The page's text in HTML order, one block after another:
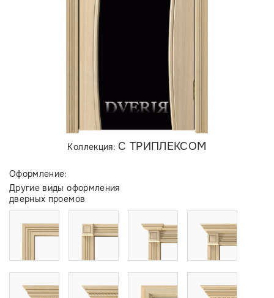
Коллекция:С ТРИПЛЕКСОМ
Оформление:
Другие виды оформления
дверных проемов